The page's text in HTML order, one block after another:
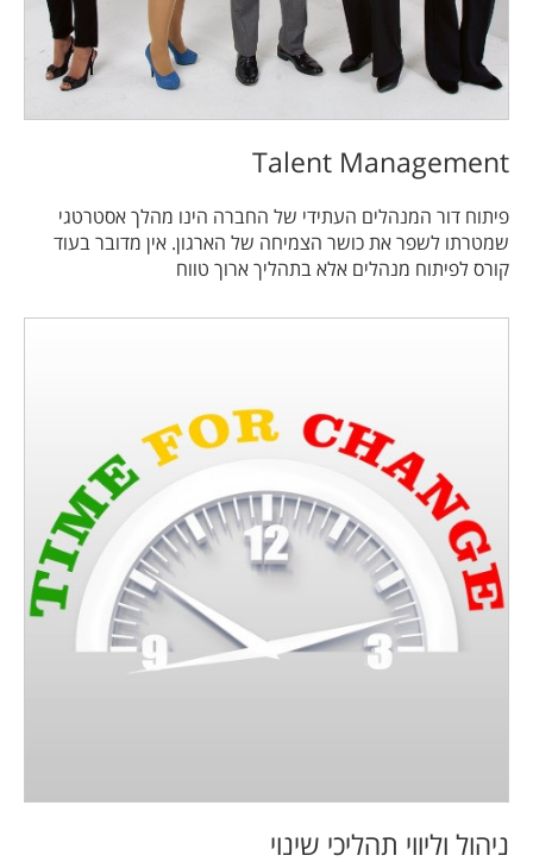
Talent Management
פיתוח דור המנהלים העתידי של החברה הינו מהלך אסטרטגי
שמטרתו לשפר את כושר הצמיחה של הארגון. אין מדובר בעוד
קורס לפיתוח מנהלים אלא בתהליך ארוך טווח
ניהול וליווי תהליכי שינוי